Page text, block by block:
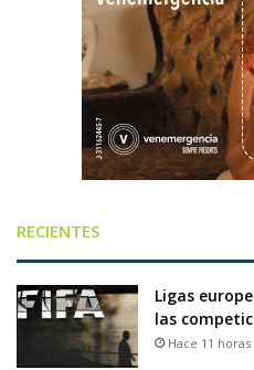
RECIENTES
Ligas
las
Hace 11 horas